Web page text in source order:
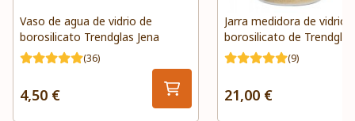
Vaso de agua de vidrio de
borosilicato Trendglas Jena
(36)
4,50 €
Jarra medidora de vidrio
borosilicato de Trendglas
(9)
21,00 €